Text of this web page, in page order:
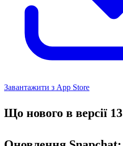
Завантажити з App Store
Що нового в версії